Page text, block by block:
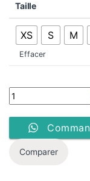
Taille
XS S M
Effacer
Chemise - Blouse
Comparer